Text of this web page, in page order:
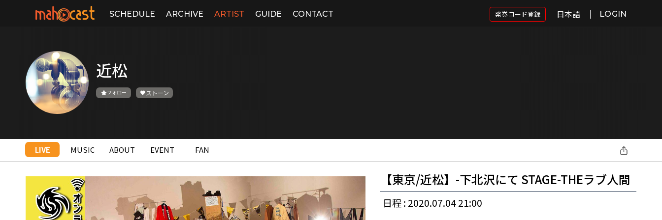
SCHEDULE ARCHIVE ARTIST GUIDE CONTACT 発券コード登録 日本語 LOGIN
近松
フォロー ストーン
LIVE MUSIC ABOUT EVENT FAN
【東京/近松】-下北沢にて STAGE-THEラブ人間
日程 : 2020.07.04 21:00